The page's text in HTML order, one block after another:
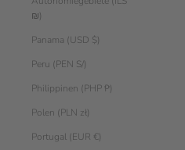
₪)
Panama (USD $)
Peru (PEN S/)
Philippinen (PHP ₱)
Polen (PLN zł)
Portugal (EUR €)